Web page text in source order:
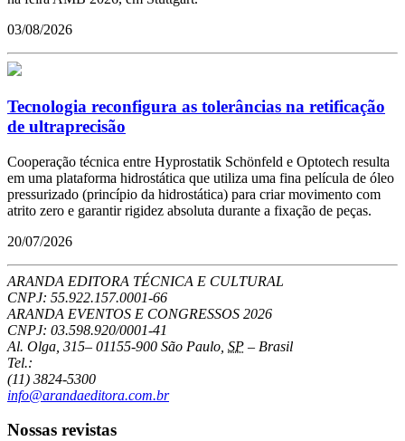
03/08/2026
Tecnologia reconfigura as tolerâncias na retificação
de ultraprecisão
Cooperação técnica entre Hyprostatik Schönfeld e Optotech resulta
em uma plataforma hidrostática que utiliza uma fina película de óleo
pressurizado (princípio da hidrostática) para criar movimento com
atrito zero e garantir rigidez absoluta durante a fixação de peças.
20/07/2026
ARANDA EDITORA TÉCNICA E CULTURAL
CNPJ: 55.922.157.0001-66
ARANDA EVENTOS E CONGRESSOS 2026
CNPJ: 03.598.920/0001-41
Al. Olga, 315– 01155-900 São Paulo SP – Brasil
Tel.:
(11) 3824-5300
info@arandaeditora.com.br
Nossas revistas